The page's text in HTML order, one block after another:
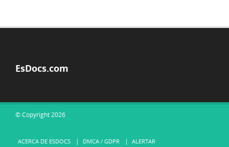
EsDocs.com
© Copyright 2026
ACERCA DE ESDOCS DMCA / GDPR ALERTAR